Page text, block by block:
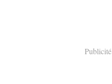
Publicité